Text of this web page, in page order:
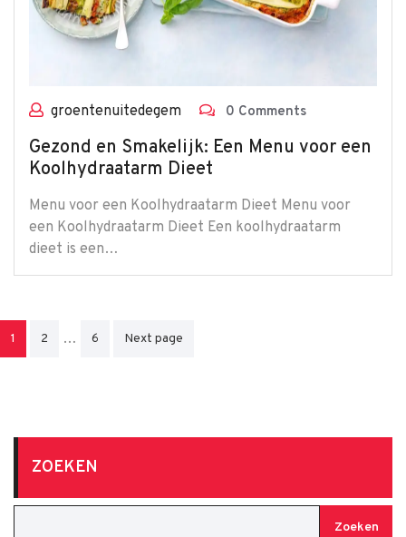
groentenuitedegem 0 Comments
Gezond en Smakelijk: Een Menu voor een
Koolhydraatarm Dieet
Menu voor een Koolhydraatarm Dieet Menu voor
een Koolhydraatarm Dieet Een koolhydraatarm
dieet is een…
Berichten
1 2 … 6 Next page
ZOEKEN
Zoeken